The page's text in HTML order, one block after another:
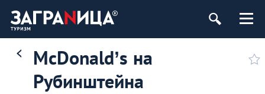
McDonald’s на
Рубинштейна